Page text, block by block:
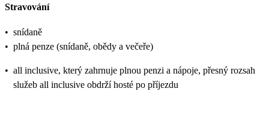
Stravování
• snídaně
• plná penze (snídaně, obědy a večeře)
• all inclusive, který zahrnuje plnou penzi a nápoje, přesný rozsah
služeb all inclusive obdrží hosté po příjezdu